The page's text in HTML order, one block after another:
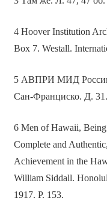
4 Hoover Institution
Box 7. Westall.
5 АВПРИ МИД России.
Сан-Франциско. Д.
6 Men of Hawaii,
Complete and
Achievement in the
William Siddall.
1917. P. 153.